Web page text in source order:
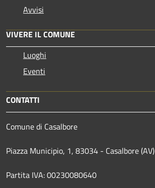
Avvisi
VIVERE IL COMUNE
Luoghi
Eventi
CONTATTI
Comune di Casalbore
Piazza Municipio, 1, 83034 - Casalbore (AV)
Partita IVA: 00230080640